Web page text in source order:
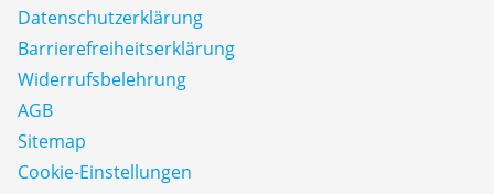
Datenschutz­erklärung
Barrierefreiheitserklärung
Widerrufsbelehrung
AGB
Sitemap
Cookie-Einstellungen